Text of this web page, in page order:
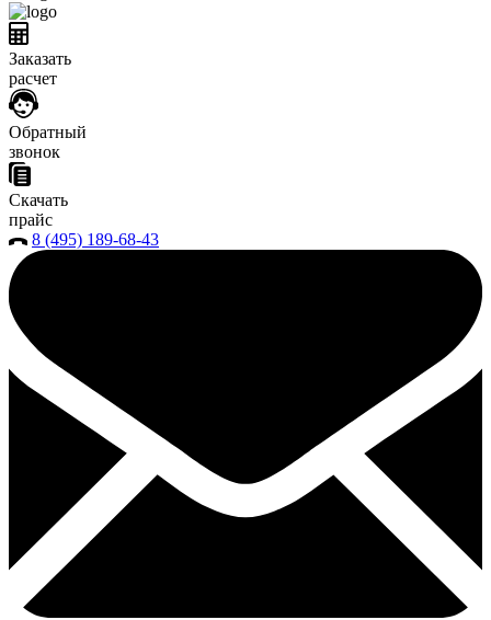
Заказать
расчет
Обратный
звонок
Скачать
прайс
8 (495) 189-68-43